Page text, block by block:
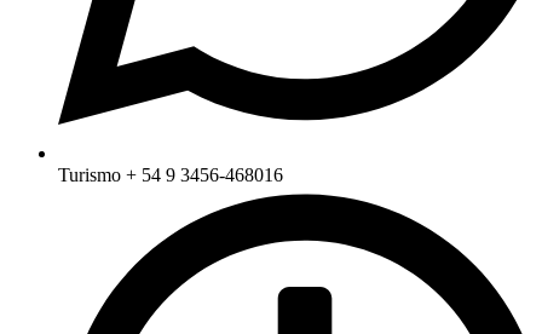
Turismo + 54 9 3456-468016